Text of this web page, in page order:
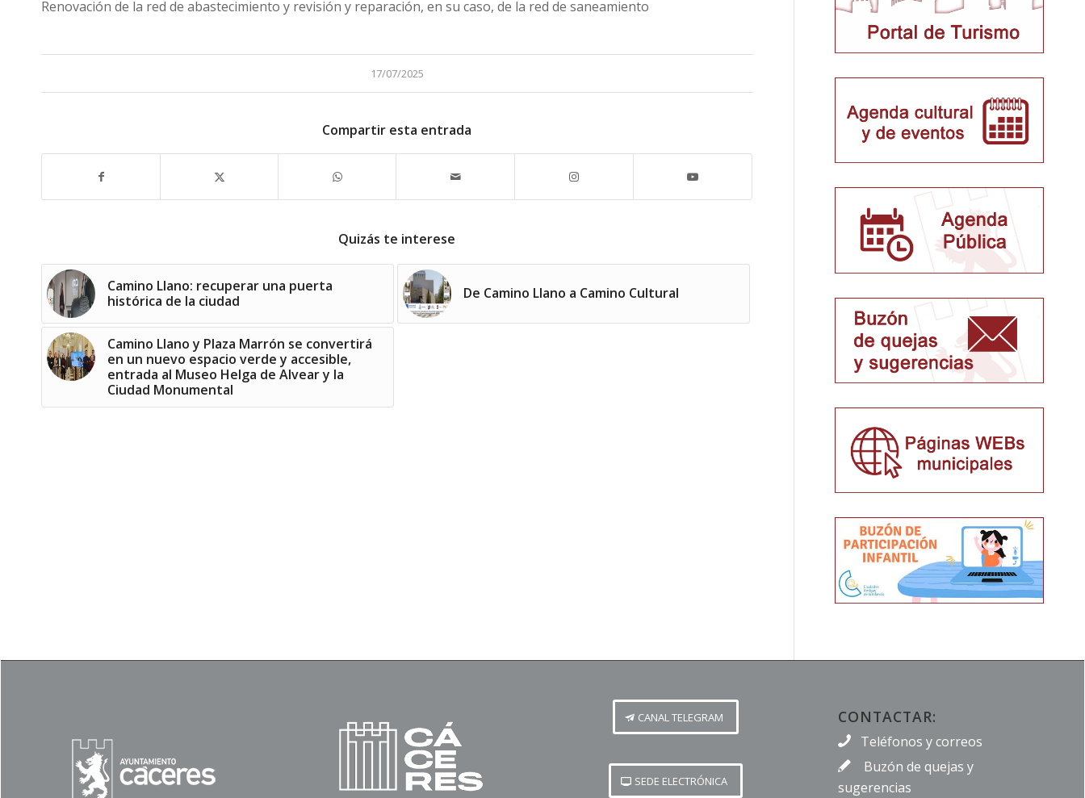
Renovación de la red de abastecimiento y revisión y reparación, en su caso, de la red de saneamiento
17/07/2025
Compartir esta entrada
Quizás te interese
Camino Llano: recuperar una puerta
histórica de la ciudad
De Camino Llano a Camino Cultural
Camino Llano y Plaza Marrón se convertirá
en un nuevo espacio verde y accesible,
entrada al Museo Helga de Alvear y la
Ciudad Monumental
CANAL TELEGRAM
SEDE ELECTRÓNICA
CONTACTAR:
Teléfonos y correos
Buzón de quejas y
sugerencias